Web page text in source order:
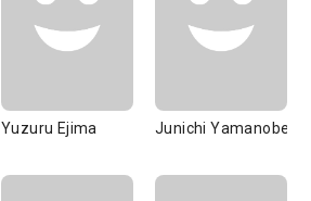
Yuzuru Ejima Junichi Yamanobe